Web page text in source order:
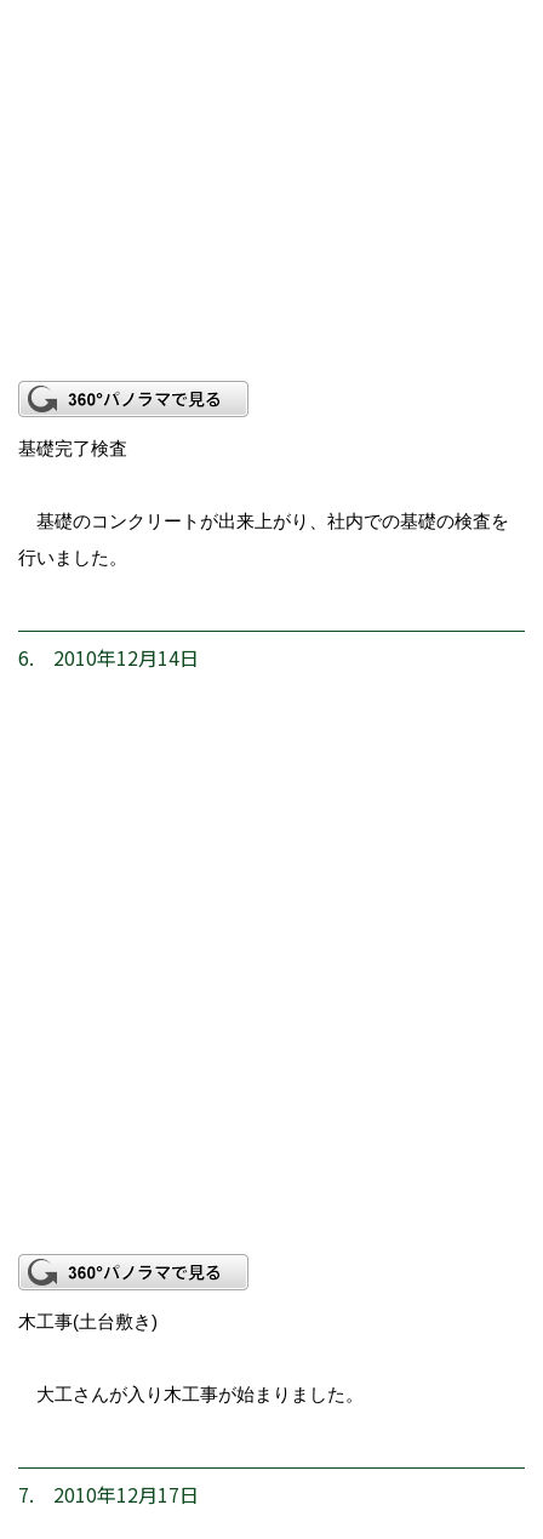
基礎完了検査
基礎のコンクリートが出来上がり、社内での基礎の検査を
行いました。
6. 2010年12月14日
木工事(土台敷き)
大工さんが入り木工事が始まりました。
7. 2010年12月17日